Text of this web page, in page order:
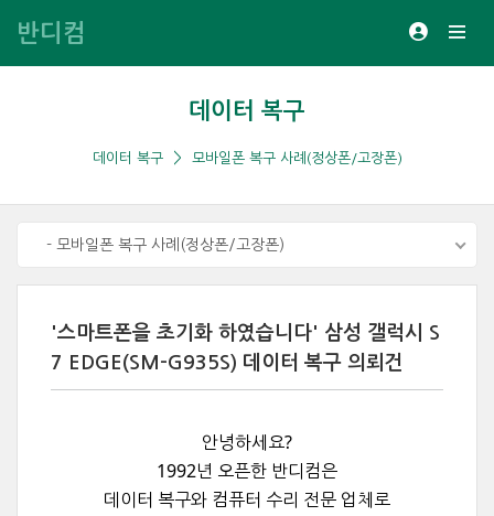
반디컴
데이터 복구
데이터 복구 모바일폰 복구 사례(정상폰/고장폰)
- 모바일폰 복구 사례(정상폰/고장폰)
'스마트폰을 초기화 하였습니다' 삼성 갤럭시 S
7 EDGE(SM-G935S) 데이터 복구 의뢰건
안녕하세요?
1992년 오픈한 반디컴은
데이터 복구와 컴퓨터 수리 전문 업체로